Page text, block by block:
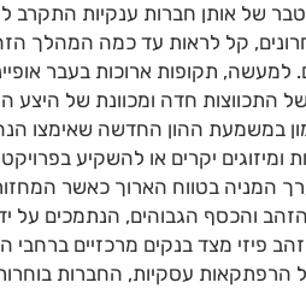
של אותן חברות ענקיות התקרב
קל לראות עד כמה המהלך
תקופות ארוכות בעבר
התכווצות חדה ומכוונת של היצע
במשמעת ההון החדשה שאימצו
המניה בטווח הארוך כאשר
הזהב והכסף הגבוהים, הנתמכים
פיזי מצד בנקים מרכזיים ברחבי
הרפתקאות עסקיות, החברות